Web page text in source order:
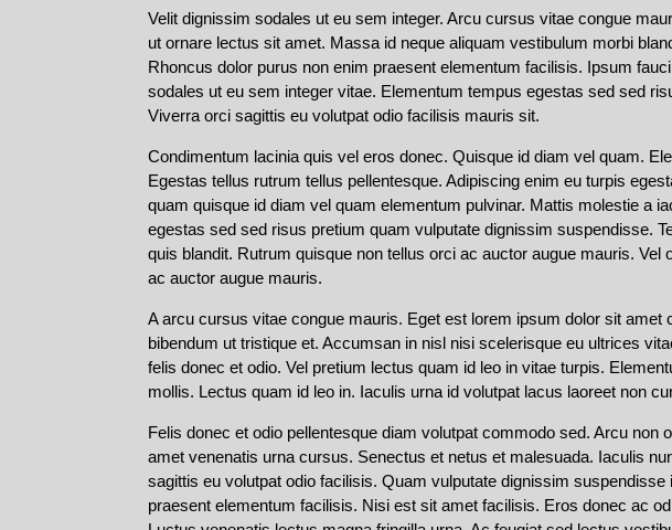
Velit dignissim sodales ut eu sem integer. Arcu cursus vitae congue
ut ornare lectus sit amet. Massa id neque aliquam vestibulum morbi
Rhoncus dolor purus non enim praesent elementum facilisis. Ipsum
sodales ut eu sem integer vitae. Elementum tempus egestas sed sed
Viverra orci sagittis eu volutpat odio facilisis mauris sit.
Condimentum lacinia quis vel eros donec. Quisque id diam vel quam.
Egestas tellus rutrum tellus pellentesque. Adipiscing enim eu turpis
quam quisque id diam vel quam elementum pulvinar. Mattis molestie a
egestas sed sed risus pretium quam vulputate dignissim suspendisse.
quis blandit. Rutrum quisque non tellus orci ac auctor augue mauris.
ac auctor augue mauris.
A arcu cursus vitae congue mauris. Eget est lorem ipsum dolor sit
bibendum ut tristique et. Accumsan in nisl nisi scelerisque eu ultrices
felis donec et odio. Vel pretium lectus quam id leo in vitae turpis.
mollis. Lectus quam id leo in. Iaculis urna id volutpat lacus laoreet non
Felis donec et odio pellentesque diam volutpat commodo sed. Arcu
amet venenatis urna cursus. Senectus et netus et malesuada. Iaculis
sagittis eu volutpat odio facilisis. Quam vulputate dignissim
praesent elementum facilisis. Nisi est sit amet facilisis. Eros donec ac